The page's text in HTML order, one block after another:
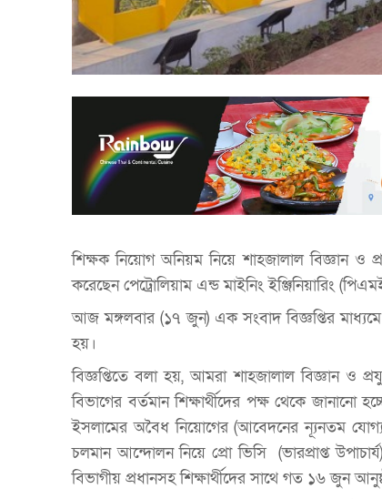
শিক্ষক নিয়োগ অনিয়ম নিয়ে শাহজালাল বিজ্ঞান ও
করেছেন পেট্রোলিয়াম এন্ড মাইনিং ইঞ্জিনিয়ারিং
আজ মঙ্গলবার (১৭ জুন) এক সংবাদ বিজ্ঞপ্তির মাধ্যমে
হয়।
বিজ্ঞপ্তিতে বলা হয়, আমরা শাহজালাল বিজ্ঞান ও
বিভাগের বর্তমান শিক্ষার্থীদের পক্ষ থেকে
ইসলামের অবৈধ নিয়োগের (আবেদনের ন্যূনতম
চলমান আন্দোলন নিয়ে প্রো ভিসি (ভারপ্রাপ্ত
বিভাগীয় প্রধানসহ শিক্ষার্থীদের সাথে গত ১৬ জুন